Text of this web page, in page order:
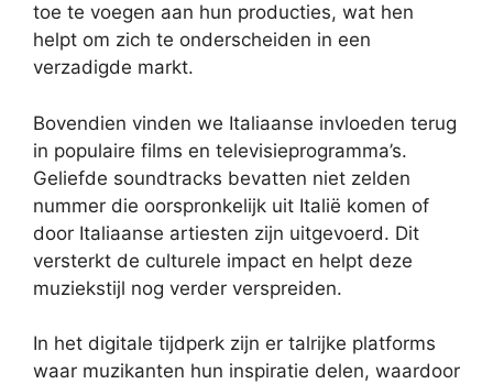
toe te voegen aan hun producties, wat hen
helpt om zich te onderscheiden in een
verzadigde markt.
Bovendien vinden we Italiaanse invloeden terug
in populaire films en televisieprogramma’s.
Geliefde soundtracks bevatten niet zelden
nummer die oorspronkelijk uit Italië komen of
door Italiaanse artiesten zijn uitgevoerd. Dit
versterkt de culturele impact en helpt deze
muziekstijl nog verder verspreiden.
In het digitale tijdperk zijn er talrijke platforms
waar muzikanten hun inspiratie delen, waardoor